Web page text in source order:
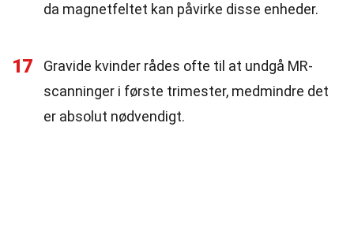
da magnetfeltet kan påvirke disse enheder.
17
Gravide kvinder rådes ofte til at undgå MR-
scanninger i første trimester, medmindre det
er absolut nødvendigt.